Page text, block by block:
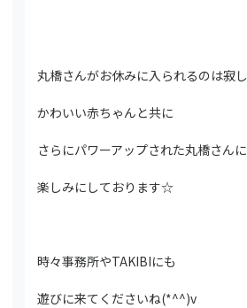
丸橋さんがお休みに入られるのは寂し
かわいい赤ちゃんと共に
さらにパワーアップされた丸橋さん
楽しみにしております☆
時々事務所やTAKIBIにも
遊びに来てくださいね(*^^)v